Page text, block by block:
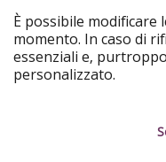
Conoscici meglio
Chi siamo
Lavora con noi
È possibile
momento. In caso di
essenziali e,
personalizzato.